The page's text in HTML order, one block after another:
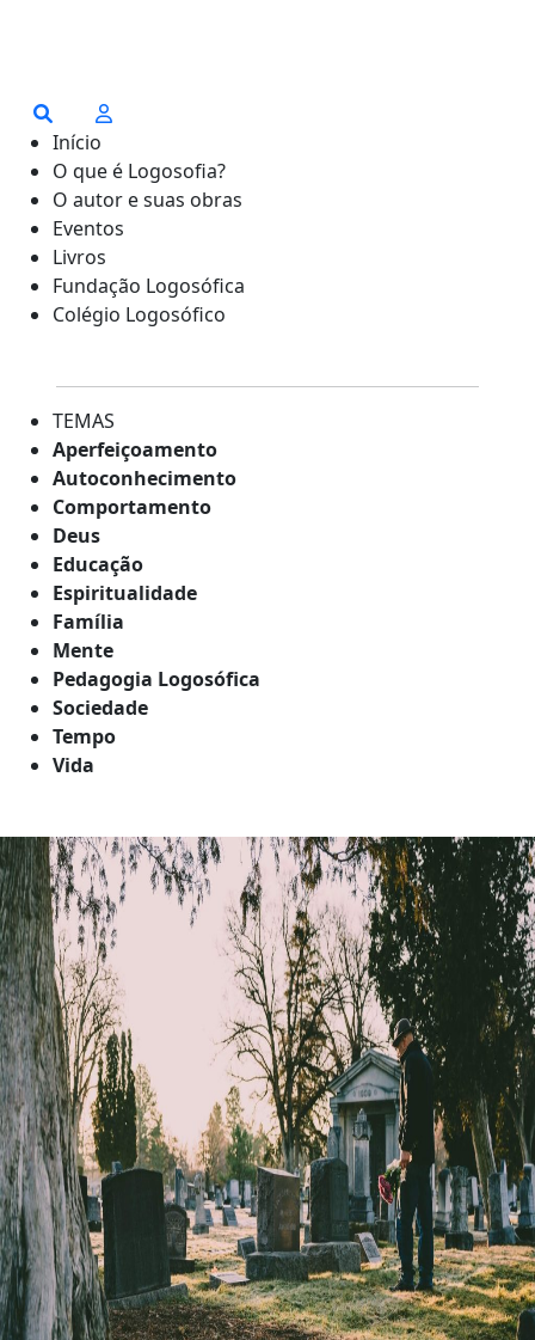
Início
O que é Logosofia?
O autor e suas obras
Eventos
Livros
Fundação Logosófica
Colégio Logosófico
TEMAS
Aperfeiçoamento
Autoconhecimento
Comportamento
Deus
Educação
Espiritualidade
Família
Mente
Pedagogia Logosófica
Sociedade
Tempo
Vida